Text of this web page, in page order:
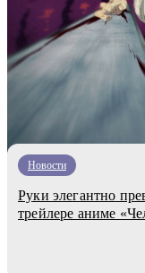
Новости
Руки элегантно
трейлере аниме